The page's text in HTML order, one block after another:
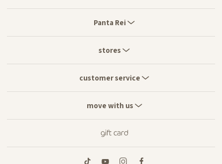
Rei
Panta Rei
stores
with
service
customer service
gift card